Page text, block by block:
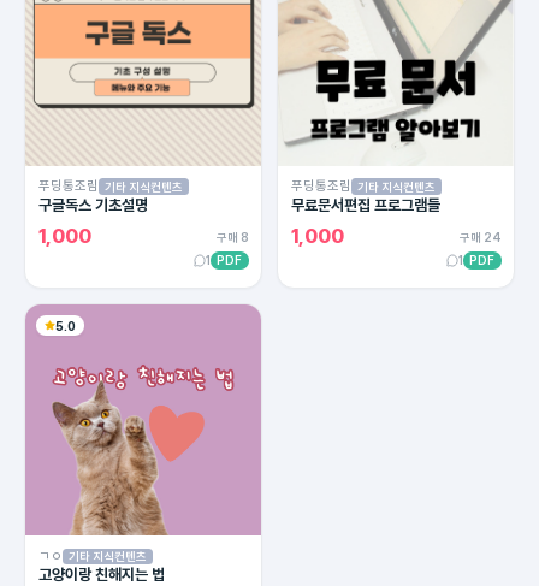
푸딩통조림 기타 지식컨텐츠
구글독스 기초설명
1,000
구매 8
1
PDF
푸딩통조림 기타 지식컨텐츠
무료문서편집 프로그램들
1,000
구매 24
1
PDF
5.0
ㄱㅇ 기타 지식컨텐츠
고양이랑 친해지는 법